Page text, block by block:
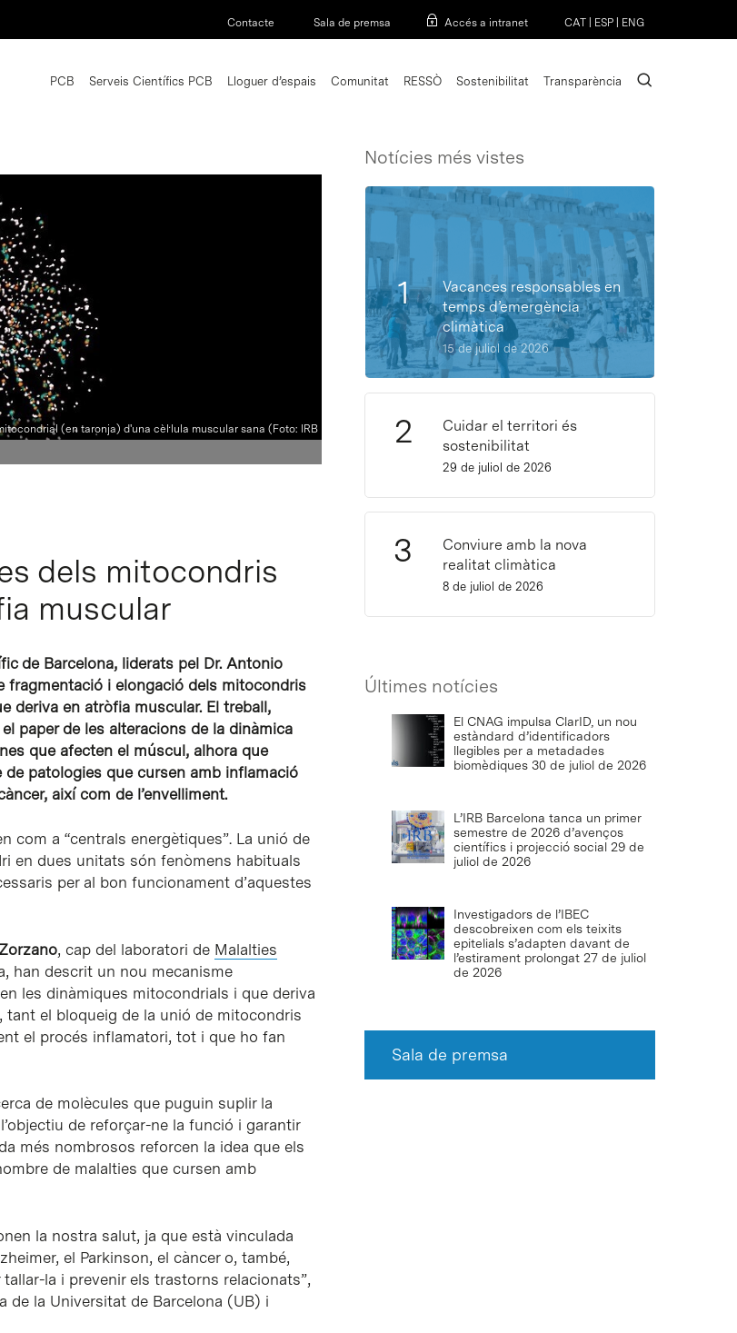
Contacte Sala de premsa Accés a intranet CAT ESP ENG
PCB Serveis Científics PCB Lloguer d’espais Comunitat RESSÒ Sostenibilitat Transparència search
(en taronja) d'una cèl·lula muscular sana (Foto: IRB
dels mitocondris
muscular
de Barcelona, liderats pel Dr. Antonio
fragmentació i elongació dels mitocondris
deriva en atròfia muscular. El treball,
paper de les alteracions de la dinàmica
que afecten el múscul, alhora que
de patologies que cursen amb inflamació
així com de l’envelliment.
com a “centrals energètiques”. La unió de
en dues unitats són fenòmens habituals
per al bon funcionament d’aquestes
, cap del laboratori de Malalties
han descrit un nou mecanisme
les dinàmiques mitocondrials i que deriva
tant el bloqueig de la unió de mitocondris
el procés inflamatori, tot i que ho fan
de molècules que puguin suplir la
de reforçar-ne la funció i garantir
més nombrosos reforcen la idea que els
de malalties que cursen amb
la nostra salut, ja que està vinculada
el Parkinson, el càncer o, també,
la i prevenir els trastorns relacionats”,
de la Universitat de Barcelona (UB) i
Notícies més vistes
Vacances responsables en
temps d’emergència
climàtica
15 de juliol de 2026
Cuidar el territori és
sostenibilitat
29 de juliol de 2026
Conviure amb la nova
realitat climàtica
8 de juliol de 2026
Últimes notícies
El CNAG impulsa ClarID, un nou
estàndard d’identificadors
llegibles per a metadades
biomèdiques 30 de juliol de 2026
L’IRB Barcelona tanca un primer
semestre de 2026 d’avenços
científics i projecció social 29 de
juliol de 2026
Investigadors de l’IBEC
descobreixen com els teixits
epitelials s’adapten davant de
l’estirament prolongat 27 de juliol
de 2026
Sala de premsa